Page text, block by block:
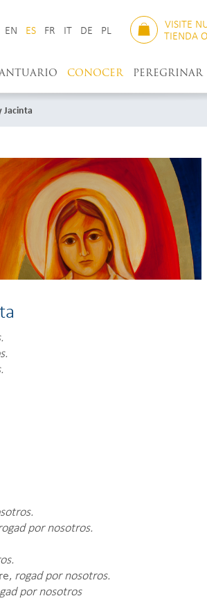
EN ES FR IT DE PL VISITE
TIENDA
CONOCER PEREGRINAR
Jacinta
por nosotros.
rogad por nosotros.
por nosotros